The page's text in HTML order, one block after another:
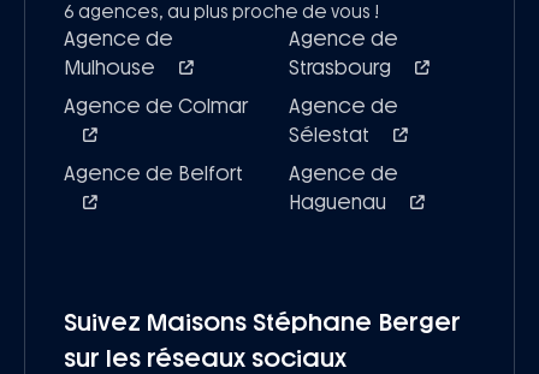
6 agences, au plus proche de vous !
Agence de
Mulhouse
Agence de
Strasbourg
Agence de Colmar
Agence de
Sélestat
Agence de Belfort
Agence de
Haguenau
Suivez Maisons Stéphane Berger
sur les réseaux sociaux